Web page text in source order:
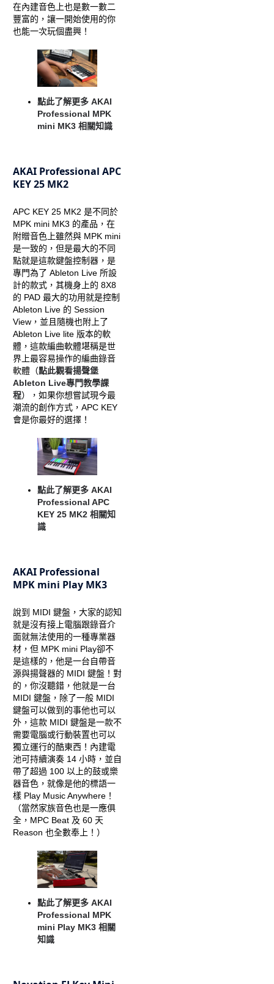
在內建音色上也是數一數二
豐富的，讓一開始使用的你
也能一次玩個盡興！
點此了解更多 AKAI
Professional MPK
mini MK3 相關知識
AKAI Professional APC
KEY 25 MK2
APC KEY 25 MK2 是不同於
MPK mini MK3 的產品，在
附贈音色上雖然與 MPK mini
是一致的，但是最大的不同
點就是這款鍵盤控制器，是
專門為了 Ableton Live 所設
計的款式，其機身上的 8X8
的 PAD 最大的功用就是控制
Ableton Live 的 Session
View，並且隨機也附上了
Ableton Live lite 版本的軟
體，這款編曲軟體堪稱是世
界上最容易操作的編曲錄音
軟體（點此觀看揚聲堡
Ableton Live專門教學課
程），如果你想嘗試現今最
潮流的創作方式，APC KEY
會是你最好的選擇！
點此了解更多 AKAI
Professional APC
KEY 25 MK2 相關知
識
AKAI Professional
MPK mini Play MK3
說到 MIDI 鍵盤，大家的認知
就是沒有接上電腦跟錄音介
面就無法使用的一種專業器
材，但 MPK mini Play卻不
是這樣的，他是一台自帶音
源與揚聲器的 MIDI 鍵盤！對
的，你沒聽錯，他就是一台
MIDI 鍵盤，除了一般 MIDI
鍵盤可以做到的事他也可以
外，這款 MIDI 鍵盤是一款不
需要電腦或行動裝置也可以
獨立運行的酷東西！內建電
池可持續演奏 14 小時，並自
帶了超過 100 以上的鼓或樂
器音色，就像是他的標語一
樣 Play Music Anywhere！
（當然家族音色也是一應俱
全，MPC Beat 及 60 天
Reason 也全數奉上！）
點此了解更多 AKAI
Professional MPK
mini Play MK3 相關
知識